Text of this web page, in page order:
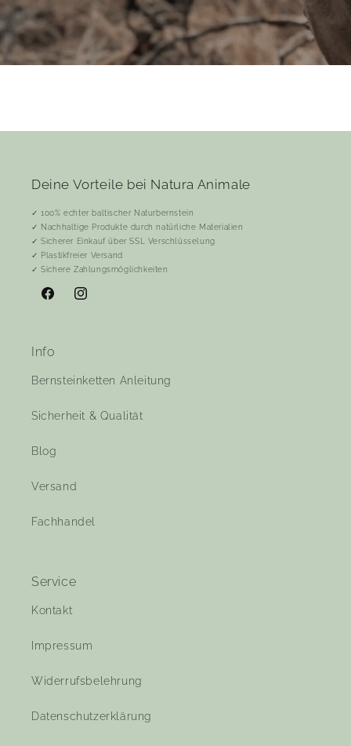
Deine Vorteile bei Natura Animale
✓ 100% echter baltischer Naturbernstein
✓ Nachhaltige Produkte durch natürliche Materialien
✓ Sicherer Einkauf über SSL Verschlüsselung
✓ Plastikfreier Versand
✓ Sichere Zahlungsmöglichkeiten
FacebookInstagram
Info
Bernsteinketten Anleitung
Sicherheit & Qualität
Blog
Versand
Fachhandel
Service
Kontakt
Impressum
Widerrufsbelehrung
Datenschutzerklärung